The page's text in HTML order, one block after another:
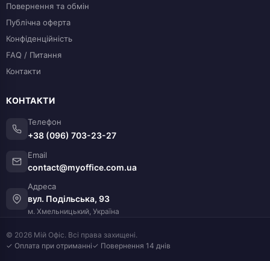
Повернення та обмін
Публічна оферта
Конфіденційність
FAQ / Питання
Контакти
КОНТАКТИ
Телефон
+38 (096) 703-23-27
Email
contact@myoffice.com.ua
Адреса
вул. Подільська, 93
м. Хмельницький, Україна
© 2026 Мій Офіс. Всі права захищені.
✓ Оплата при отриманні✓ Повернення 14 днів